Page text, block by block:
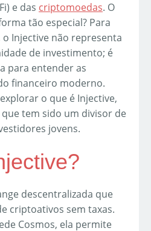
e das criptomoedas. O
tão especial? Para
Injective não representa
de investimento; é
para entender as
financeiro moderno.
o que é Injective,
tem sido um divisor de
jovens.
descentralizada que
criptoativos sem taxas.
Cosmos, ela permite